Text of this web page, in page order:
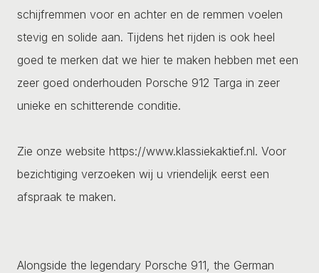
schijfremmen voor en achter en de remmen voelen
stevig en solide aan. Tijdens het rijden is ook heel
goed te merken dat we hier te maken hebben met een
zeer goed onderhouden Porsche 912 Targa in zeer
unieke en schitterende conditie.
Zie onze website https://www.klassiekaktief.nl. Voor
bezichtiging verzoeken wij u vriendelijk eerst een
afspraak te maken.
Alongside the legendary Porsche 911, the German